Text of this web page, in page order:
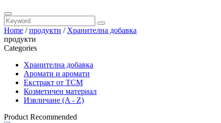
Home /продукти / Хранителна добавка
продукти
Categories
Хранителна добавка
Аромати и аромати
Екстракт от TCM
Козметичен материал
Извличане (A - Z)
Product Recommended